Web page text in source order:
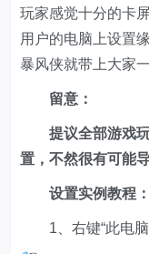
玩家感觉十分的卡
用户的电脑上设置
暴风侠就带上大家
留意：
提议全部游戏玩
置，不然很有可能
设置实例教程：
1、右键“此电脑”